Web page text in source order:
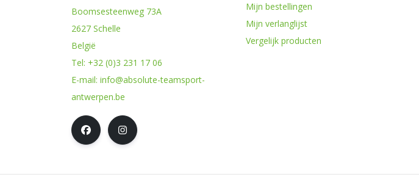
Boomsesteenweg 73A
2627 Schelle
België
Tel: +32 (0)3 231 17 06
E-mail: info@absolute-teamsport-
antwerpen.be
Mijn bestellingen
Mijn verlanglijst
Vergelijk producten